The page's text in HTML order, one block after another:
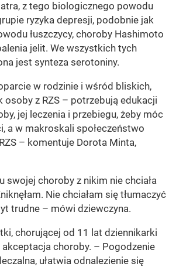
z tego biologicznego powodu
ryzyka depresji, podobnie jak
łuszczycy, choroby Hashimoto
jelit. We wszystkich tych
jest synteza serotoniny.
w rodzinie i wśród bliskich,
z RZS – potrzebują edukacji
jej leczenia i przebiegu, żeby móc
a w makroskali społeczeństwo
– komentuje Dorota Minta,
swojej choroby z nikim nie chciała
Nie chciałam się tłumaczyć
trudne – mówi dziewczyna.
chorującej od 11 lat dziennikarki
choroby. – Pogodzenie
ułatwia odnalezienie się